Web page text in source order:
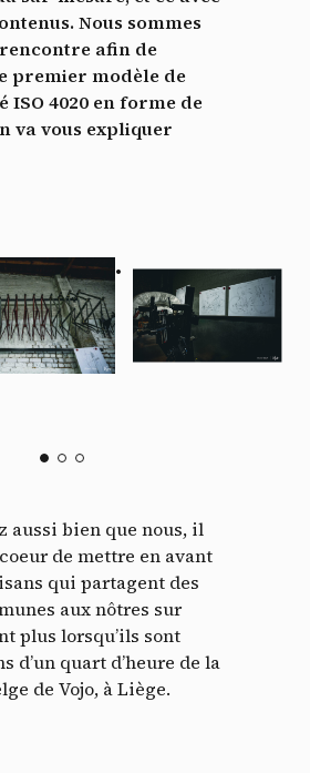
Nous sommes
afin de
premier modèle de
ISO 4020 en forme de
va vous expliquer
aussi bien que nous, il
de mettre en avant
qui partagent des
aux nôtres sur
plus lorsqu’ils sont
d’un quart d’heure de la
de Vojo, à Liège.